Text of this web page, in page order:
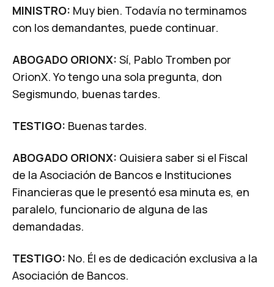
MINISTRO: Muy bien. Todavía no terminamos
con los demandantes, puede continuar.
ABOGADO ORIONX: Sí, Pablo Tromben por
OrionX. Yo tengo una sola pregunta, don
Segismundo, buenas tardes.
TESTIGO: Buenas tardes.
ABOGADO ORIONX: Quisiera saber si el Fiscal
de la Asociación de Bancos e Instituciones
Financieras que le presentó esa minuta es, en
paralelo, funcionario de alguna de las
demandadas.
TESTIGO: No. Él es de dedicación exclusiva a la
Asociación de Bancos.